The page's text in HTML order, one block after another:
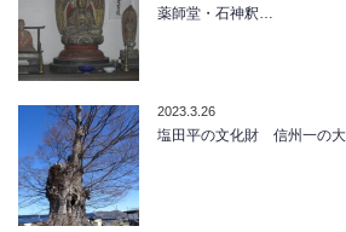
薬師堂・石神釈…
2023.3.26
塩田平の文化財 信州一の